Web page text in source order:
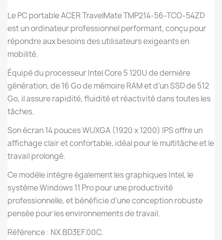
Le PC portable ACER TravelMate TMP214-56-TCO-54ZD
est un ordinateur professionnel performant, conçu pour
répondre aux besoins des utilisateurs exigeants en
mobilité.
Équipé du processeur Intel Core 5 120U de dernière
génération, de 16 Go de mémoire RAM et d’un SSD de 512
Go, il assure rapidité, fluidité et réactivité dans toutes les
tâches.
Son écran 14 pouces WUXGA (1920 x 1200) IPS offre un
affichage clair et confortable, idéal pour le multitâche et le
travail prolongé.
Ce modèle intègre également les graphiques Intel, le
système Windows 11 Pro pour une productivité
professionnelle, et bénéficie d’une conception robuste
pensée pour les environnements de travail.
Référence : NX.BD3EF.00C.